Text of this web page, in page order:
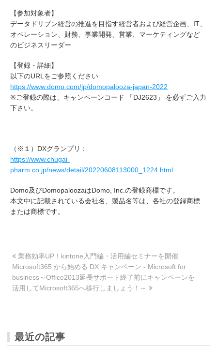
【参加対象者】
データドリブン経営の推進を目指す経営者および経営企画、 IT、
オペレーション、財務、事業開発、営業、マーケティングなど
のビジネスリーダー
【登録・詳細】
以下のURLをご参照ください
https://www.domo.com/jp/domopalooza-japan-2022
※ご登録の際は、キャンペーンコード 「DJ2623」 を必ずご入力
下さい。
（※１） DXグランプリ：
https://www.chugai-
pharm.co.jp/news/detail/20220608113000_1224.html
Domo及びDomopaloozaはDomo, Inc.の登録商標です。
本文中に記載されている会社名、製品名等は、各社の登録商標
または商標です。
業務効率UP！kintone入門編・活用編セミナーを開催
Microsoft365 から始める DX キャンペーン - Microsoft for
business～Office2013延長サポート終了前にキャンペーンを
活用してMicrosoft365へ移行しましょう！～
最近の記事